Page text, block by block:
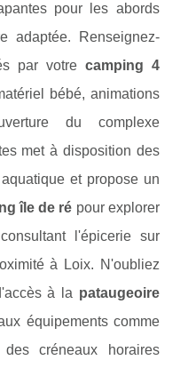
pour les abords
adaptée. Renseignez-
par votre camping 4
bébé, animations
du complexe
met à disposition des
et propose un
île de ré pour explorer
l'épicerie sur
à Loix. N'oubliez
à la pataugeoire
équipements comme
créneaux horaires